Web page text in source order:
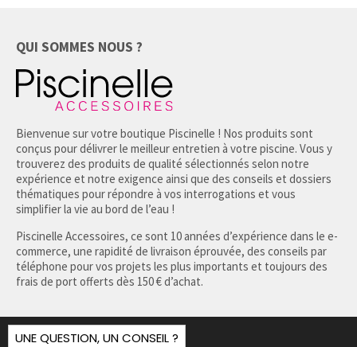
QUI SOMMES NOUS ?
Bienvenue sur votre boutique Piscinelle ! Nos produits sont
conçus pour délivrer le meilleur entretien à votre piscine. Vous y
trouverez des produits de qualité sélectionnés selon notre
expérience et notre exigence ainsi que des conseils et dossiers
thématiques pour répondre à vos interrogations et vous
simplifier la vie au bord de l’eau !
Piscinelle Accessoires, ce sont 10 années d’expérience dans le e-
commerce, une rapidité de livraison éprouvée, des conseils par
téléphone pour vos projets les plus importants et toujours des
frais de port offerts dès 150 € d’achat.
UNE QUESTION, UN CONSEIL ?